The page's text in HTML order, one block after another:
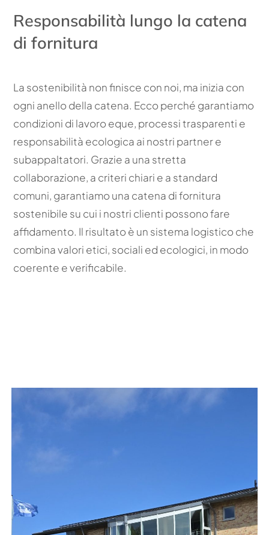
Responsabilità lungo la catena
di fornitura
La sostenibilità non finisce con noi, ma inizia con
ogni anello della catena. Ecco perché garantiamo
condizioni di lavoro eque, processi trasparenti e
responsabilità ecologica ai nostri partner e
subappaltatori. Grazie a una stretta
collaborazione, a criteri chiari e a standard
comuni, garantiamo una catena di fornitura
sostenibile su cui i nostri clienti possono fare
affidamento. Il risultato è un sistema logistico che
combina valori etici, sociali ed ecologici, in modo
coerente e verificabile.